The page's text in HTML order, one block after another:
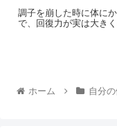
調子を崩した時に体に
で、回復力が実は大きく
ホーム 自分